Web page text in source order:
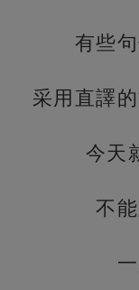
有些
采用直譯
今天
不